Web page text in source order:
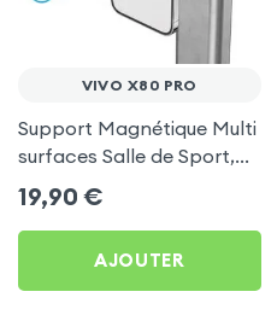
VIVO X80 PRO
Support Magnétique Multi
surfaces Salle de Sport,
frigo pour Vivo X80 Pro
19,90 €
AJOUTER